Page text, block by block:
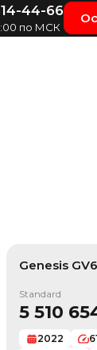
44-66
по МСК
Genesis
Standard
5 510
2022